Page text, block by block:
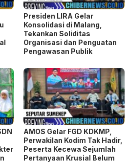
Presiden LIRA Gelar
Konsolidasi di Malang,
Tekankan Soliditas
Organisasi dan Penguatan
Pengawasan Publik
AMOS Gelar FGD KDKMP,
Perwakilan Kodim Tak Hadir,
Peserta Kecewa Sejumlah
Pertanyaan Krusial Belum